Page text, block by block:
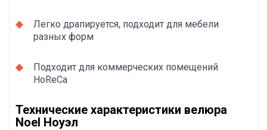
Легко драпируется, подходит для мебели
разных форм
Подходит для коммерческих помещений
HoReCa
Технические характеристики велюра
Noel Ноуэл